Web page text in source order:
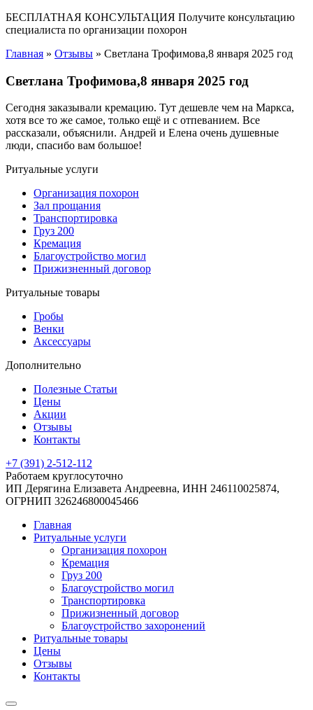
БЕСПЛАТНАЯ КОНСУЛЬТАЦИЯ Получите консультацию
специалиста по организации похорон
Главная » Отзывы » Светлана Трофимова,8 января 2025 год
Светлана Трофимова,8 января 2025 год
Сегодня заказывали кремацию. Тут дешевле чем на Маркса,
хотя все то же самое, только ещё и с отпеванием. Все
рассказали, объяснили. Андрей и Елена очень душевные
люди, спасибо вам большое!
Ритуальные услуги
Организация похорон
Зал прощания
Транспортировка
Груз 200
Кремация
Благоустройство могил
Прижизненный договор
Ритуальные товары
Гробы
Венки
Аксессуары
Дополнительно
Полезные Статьи
Цены
Акции
Отзывы
Контакты
+7 (391) 2-512-112
Работаем круглосуточно
ИП Дерягина Елизавета Андреевна, ИНН 246110025874,
ОГРНИП 326246800045466
Главная
Ритуальные услуги
Организация похорон
Кремация
Груз 200
Благоустройство могил
Транспортировка
Прижизненный договор
Благоустройство захоронений
Ритуальные товары
Цены
Отзывы
Контакты